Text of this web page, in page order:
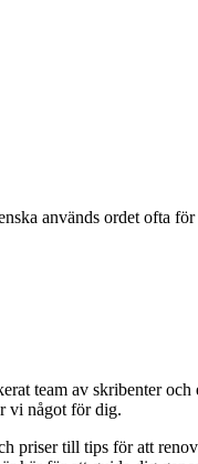
används ordet ofta
team av skribenter och
vi något för dig.
priser till tips för att